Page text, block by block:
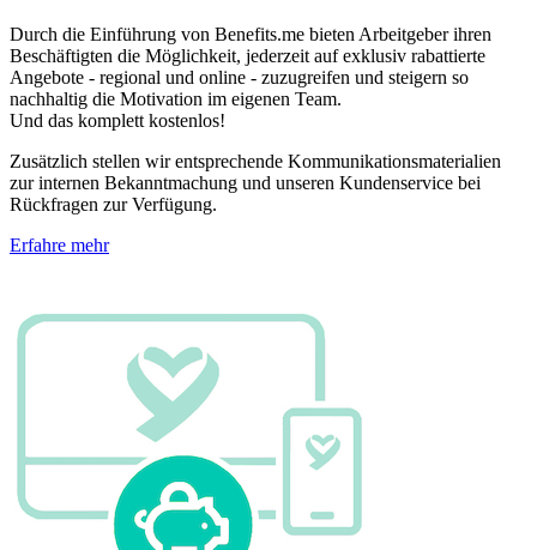
Durch die Einführung von Benefits.me bieten Arbeitgeber ihren
Beschäftigten die Möglichkeit, jederzeit auf exklusiv rabattierte
Angebote - regional und online - zuzugreifen und steigern so
nachhaltig die Motivation im eigenen Team.
Und das komplett kostenlos!
Zusätzlich stellen wir entsprechende Kommunikationsmaterialien
zur internen Bekanntmachung und unseren Kundenservice bei
Rückfragen zur Verfügung.
Erfahre mehr